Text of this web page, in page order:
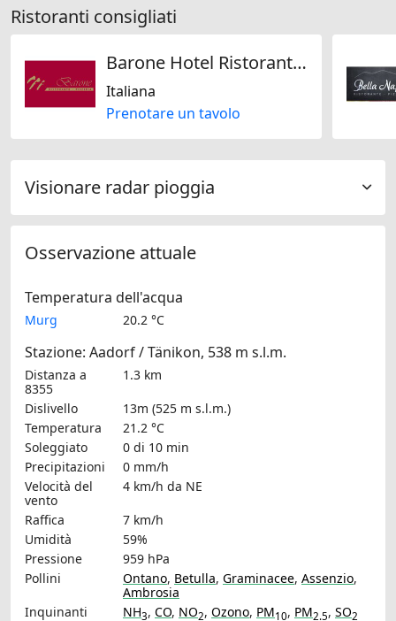
Ristoranti consigliati
Barone Hotel Ristorante Pizzeria
Italiana
Prenotare un tavolo
Visionare radar pioggia
Osservazione attuale
Temperatura dell'acqua
Murg 20.2 °C
Stazione: Aadorf / Tänikon, 538 m s.l.m.
Distanza a
8355
1.3 km
Dislivello
13m (525 m s.l.m.)
Temperatura
21.2 °C
Soleggiato
0 di 10 min
Precipitazioni
0 mm/h
Velocità del
vento
4 km/h da NE
Raffica
7 km/h
Umidità
59%
Pressione
959 hPa
Pollini
Ontano, Betulla, Graminacee, Assenzio,
Ambrosia
Inquinanti
NH3, CO, NO2, Ozono, PM10, PM2.5, SO2